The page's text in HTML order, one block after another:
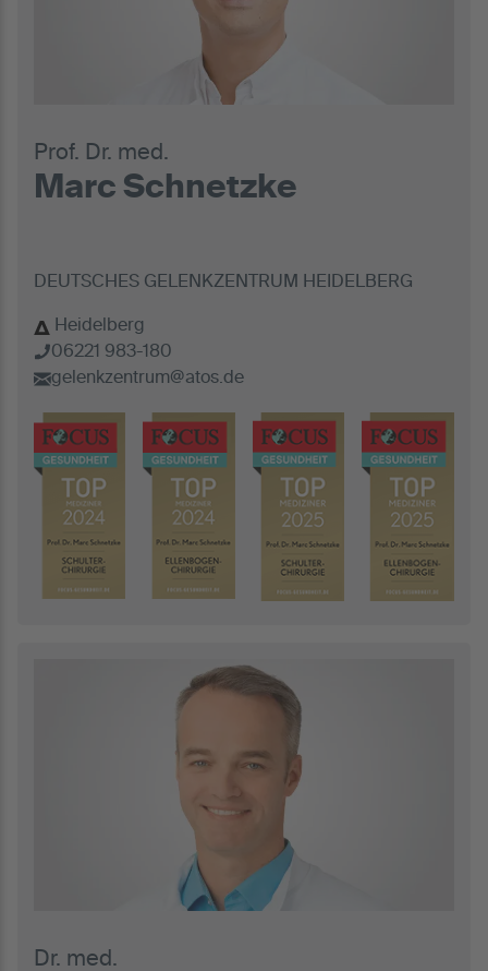
Prof. Dr. med.
Marc Schnetzke
DEUTSCHES GELENKZENTRUM HEIDELBERG
Heidelberg
06221 983-180
gelenkzentrum@atos.de
Dr. med.